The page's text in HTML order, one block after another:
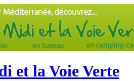
et la Voie Verte